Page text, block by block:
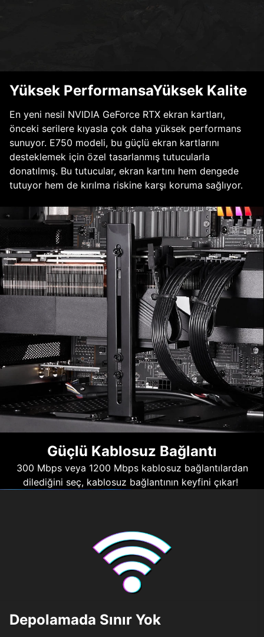
Yüksek PerformansaYüksek Kalite
En yeni nesil NVIDIA GeForce RTX ekran kartları,
önceki serilere kıyasla çok daha yüksek performans
sunuyor. E750 modeli, bu güçlü ekran kartlarını
desteklemek için özel tasarlanmış tutucularla
donatılmış. Bu tutucular, ekran kartını hem dengede
tutuyor hem de kırılma riskine karşı koruma sağlıyor.
Güçlü Kablosuz Bağlantı
300 Mbps veya 1200 Mbps kablosuz bağlantılardan
dilediğini seç, kablosuz bağlantının keyfini çıkar!
Depolamada Sınır Yok